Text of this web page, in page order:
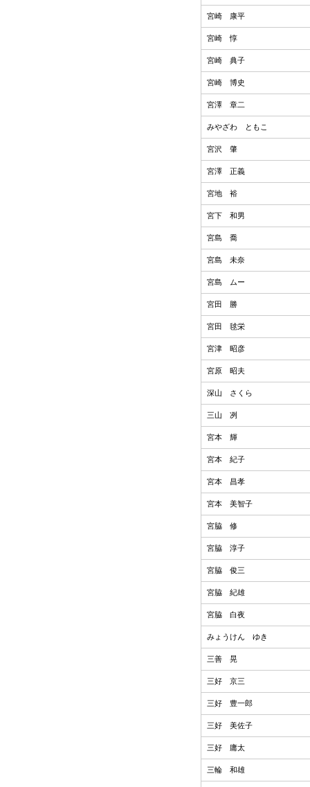
宮崎 康平
宮崎 惇
宮崎 典子
宮崎 博史
宮澤 章二
みやざわ ともこ
宮沢 肇
宮澤 正義
宮地 裕
宮下 和男
宮島 喬
宮島 未奈
宮島 ムー
宮田 勝
宮田 毬栄
宮津 昭彦
宮原 昭夫
深山 さくら
三山 冽
宮本 輝
宮本 紀子
宮本 昌孝
宮本 美智子
宮脇 修
宮脇 淳子
宮脇 俊三
宮脇 紀雄
宮脇 白夜
みょうけん ゆき
三善 晃
三好 京三
三好 豊一郎
三好 美佐子
三好 庸太
三輪 和雄